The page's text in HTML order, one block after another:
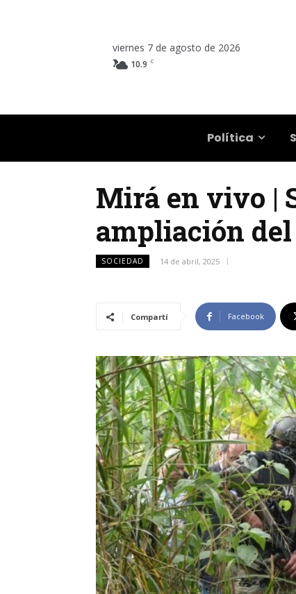
viernes 7 de agosto de 2026
10.9 C
Política
Mirá en vivo |
ampliación del
SOCIEDAD 14 de abril, 2025
Compartí Facebook